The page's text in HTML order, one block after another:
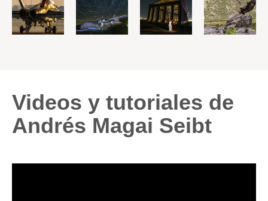
Videos y tutoriales de
Andrés Magai Seibt